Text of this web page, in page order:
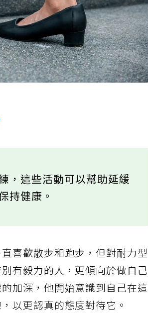
，這些活動可以幫助延緩
持健康。
喜歡散步和跑步，但對耐力型
有毅力的人，更傾向於做自己
加深，他開始意識到自己在這
以更認真的態度對待它。